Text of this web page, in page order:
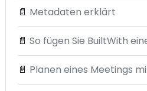
📄 Metadaten erklärt
📄 So fügen Sie BuiltWith
📄 Planen eines Meetings